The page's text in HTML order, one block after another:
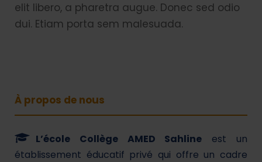
elit libero, a pharetra augue. Donec sed odio
dui. Etiam porta sem malesuada.
À propos de nous
L’école Collège AMED Sahline est un
établissement éducatif privé qui offre un cadre